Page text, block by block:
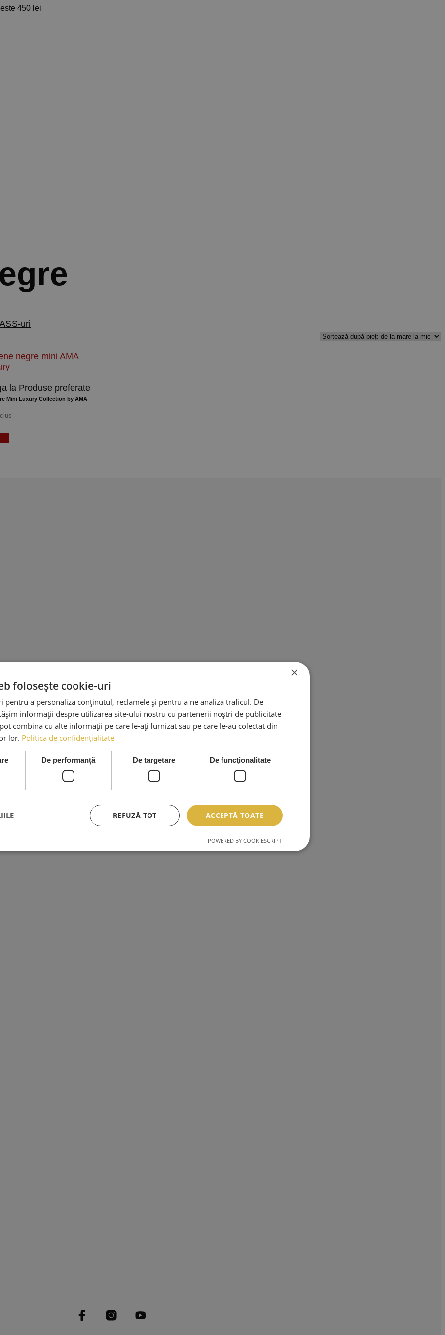
450 lei
uri
la Produse preferate
Mini Luxury Collection by AMA
×
folosește cookie-uri
pentru a personaliza conținutul, reclamele și pentru a ne analiza traficul. De
informații despre utilizarea site-ului nostru cu partenerii noștri de publicitate
combina cu alte informații pe care le-ați furnizat sau pe care le-au colectat din
lor. Politica de confidențialitate
De performanță De targetare De funcţionalitate
ACCEPTĂ TOATE
REFUZĂ TOT
POWERED BY COOKIESCRIPT